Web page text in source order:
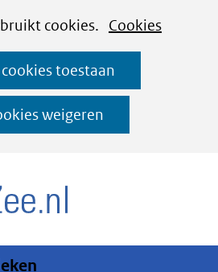
cookies. Cookies
toestaan
weigeren
Ga
naar
de
inhoud